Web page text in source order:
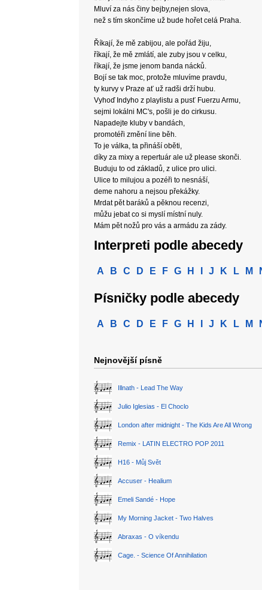
Mluví za nás činy bejby,nejen slova,
než s tím skončíme už bude hořet celá Praha.
Říkají, že mě zabijou, ale pořád žiju,
říkají, že mě zmlátí, ale zuby jsou v celku,
říkají, že jsme jenom banda nácků.
Bojí se tak moc, protože mluvíme pravdu,
ty kurvy v Praze ať už radši drží hubu.
Vyhoď Indyho z playlistu a pusť Fuerzu Armu,
sejmi lokálni MC's, pošli je do cirkusu.
Napadejte kluby v bandách,
promotéři změní line běh.
To je válka, ta přináší oběti,
díky za mixy a repertuár ale už please skonči.
Buduju to od základů, z ulice pro ulici.
Ulice to milujou a pozéři to nesnáší,
deme nahoru a nejsou překážky.
Mrdat pět baráků a pěknou recenzi,
můžu jebat co si myslí místní nuly.
Mám pět nožů pro vás a armádu za zády.
Interpreti podle abecedy
A B C D E F G H J K L M
Písničky podle abecedy
A B C D E F G H J K L M
Nejnovější písně
Illnath - Lead The Way
Julio Iglesias - El Choclo
London after midnight - The Kids Are All Wrong
Remix - LATIN ELECTRO POP 2011
H16 - Můj Svět
Accuser - Healium
Emeli Sandé - Hope
My Morning Jacket - Two Halves
Abraxas - O víkendu
Cage. - Science Of Annihilation